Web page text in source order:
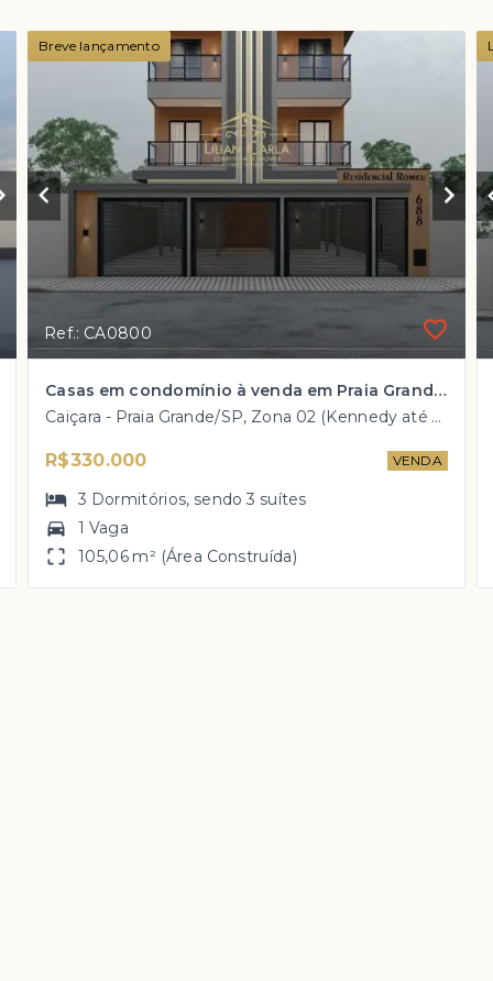
Breve lançamento
Ref.: CA0800
Casas em condomínio à venda em Praia Grande com até 3 dorm e preços à partir de R$ 330 mil
Caiçara - Praia Grande/SP, Zona 02 (Kennedy até a pista)
R$330.000 VENDA
3 Dormitórios, sendo3 suítes
1 Vaga
105,06 m² (Área Construída)